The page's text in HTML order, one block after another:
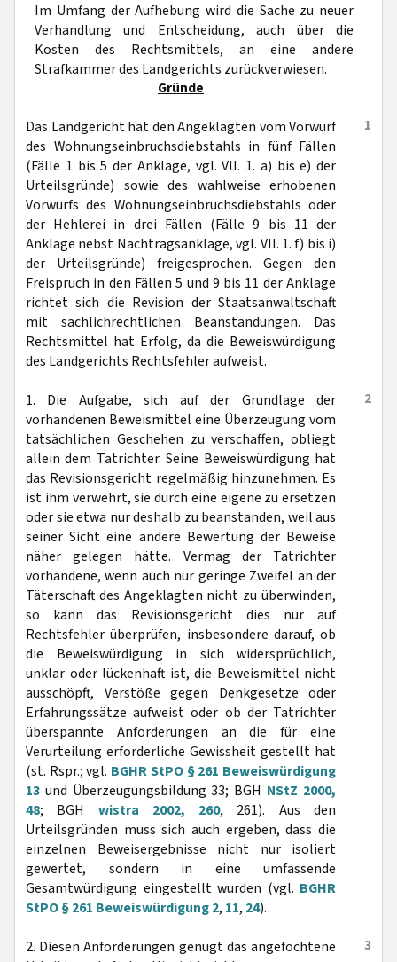
Im Umfang der Aufhebung wird die Sache zu neuer
Verhandlung und Entscheidung, auch über die
Kosten des Rechtsmittels, an eine andere
Strafkammer des Landgerichts zurückverwiesen.
Gründe
1
Das Landgericht hat den Angeklagten vom Vorwurf
des Wohnungseinbruchsdiebstahls in fünf Fällen
(Fälle 1 bis 5 der Anklage, vgl. VII. 1. a) bis e) der
Urteilsgründe) sowie des wahlweise erhobenen
Vorwurfs des Wohnungseinbruchsdiebstahls oder
der Hehlerei in drei Fällen (Fälle 9 bis 11 der
Anklage nebst Nachtragsanklage, vgl. VII. 1. f) bis i)
der Urteilsgründe) freigesprochen. Gegen den
Freispruch in den Fällen 5 und 9 bis 11 der Anklage
richtet sich die Revision der Staatsanwaltschaft
mit sachlichrechtlichen Beanstandungen. Das
Rechtsmittel hat Erfolg, da die Beweiswürdigung
des Landgerichts Rechtsfehler aufweist.
2
1. Die Aufgabe, sich auf der Grundlage der
vorhandenen Beweismittel eine Überzeugung vom
tatsächlichen Geschehen zu verschaffen, obliegt
allein dem Tatrichter. Seine Beweiswürdigung hat
das Revisionsgericht regelmäßig hinzunehmen. Es
ist ihm verwehrt, sie durch eine eigene zu ersetzen
oder sie etwa nur deshalb zu beanstanden, weil aus
seiner Sicht eine andere Bewertung der Beweise
näher gelegen hätte. Vermag der Tatrichter
vorhandene, wenn auch nur geringe Zweifel an der
Täterschaft des Angeklagten nicht zu überwinden,
so kann das Revisionsgericht dies nur auf
Rechtsfehler überprüfen, insbesondere darauf, ob
die Beweiswürdigung in sich widersprüchlich,
unklar oder lückenhaft ist, die Beweismittel nicht
ausschöpft, Verstöße gegen Denkgesetze oder
Erfahrungssätze aufweist oder ob der Tatrichter
überspannte Anforderungen an die für eine
Verurteilung erforderliche Gewissheit gestellt hat
(st. Rspr.; vgl. BGHR StPO § 261 Beweiswürdigung
13 und Überzeugungsbildung 33; BGH NStZ 2000,
48; BGH wistra 2002, 260, 261). Aus den
Urteilsgründen muss sich auch ergeben, dass die
einzelnen Beweisergebnisse nicht nur isoliert
gewertet, sondern in eine umfassende
Gesamtwürdigung eingestellt wurden (vgl. BGHR
StPO § 261 Beweiswürdigung 2, 11, 24).
3
2. Diesen Anforderungen genügt das angefochtene